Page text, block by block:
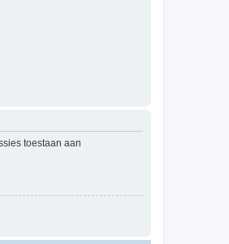
toestaan aan